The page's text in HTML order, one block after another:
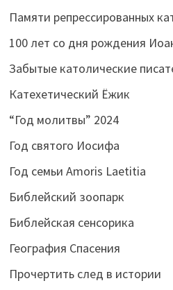
Памяти репрессированных
100 лет со дня рождения
Забытые католические
Катехетический Ёжик
“Год молитвы” 2024
Год святого Иосифа
Год семьи Amoris Laetitia
Библейский зоопарк
Библейская сенсорика
География Спасения
Прочертить след в истории